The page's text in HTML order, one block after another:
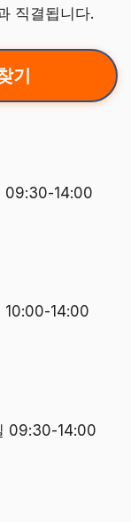
직결됩니다.
기
09:30-14:00
10:00-14:00
09:30-14:00